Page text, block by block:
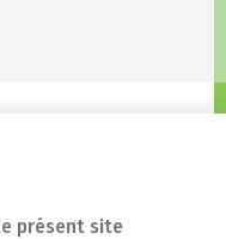
présent site